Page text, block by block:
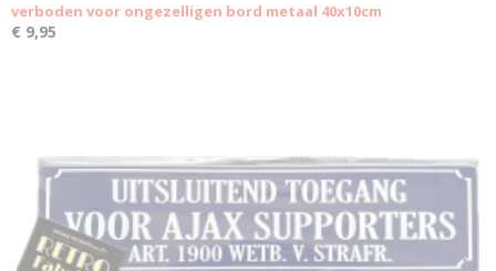
verboden voor ongezelligen bord metaal 40x10cm
€ 9,95